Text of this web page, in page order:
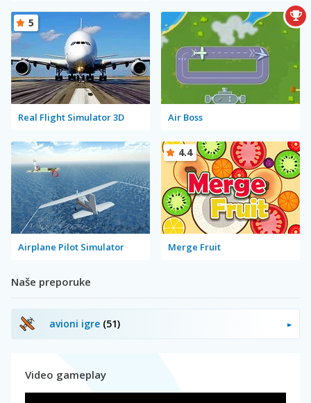
Real Flight Simulator 3D
5
Air Boss
Airplane Pilot Simulator Merge Fruit
4.4
Naše preporuke
avioni igre (51)
Video gameplay